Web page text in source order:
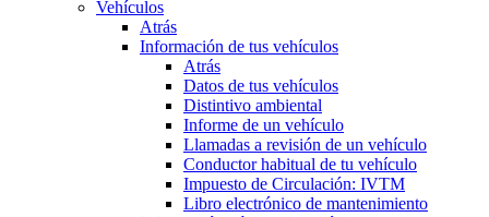
Vehículos
Atrás
Información de tus vehículos
Atrás
Datos de tus vehículos
Distintivo ambiental
Informe de un vehículo
Llamadas a revisión de un vehículo
Conductor habitual de tu vehículo
Impuesto de Circulación: IVTM
Libro electrónico de mantenimiento